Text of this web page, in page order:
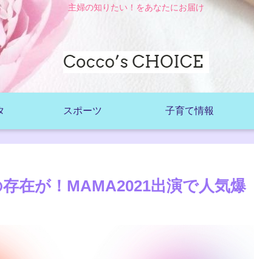
主婦の知りたい！をあなたにお届け
スポーツ 子育て情報
在が！MAMA2021出演で人気爆